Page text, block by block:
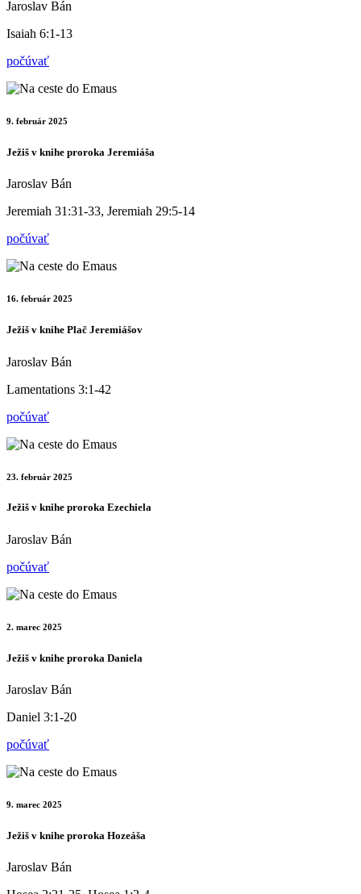
Jaroslav Bán
Isaiah 6:1-13
počúvať
9. február 2025
Ježiš v knihe proroka Jeremiáša
Jaroslav Bán
Jeremiah 31:31-33, Jeremiah 29:5-14
počúvať
16. február 2025
Ježiš v knihe Plač Jeremiášov
Jaroslav Bán
Lamentations 3:1-42
počúvať
23. február 2025
Ježiš v knihe proroka Ezechiela
Jaroslav Bán
počúvať
2. marec 2025
Ježiš v knihe proroka Daniela
Jaroslav Bán
Daniel 3:1-20
počúvať
9. marec 2025
Ježiš v knihe proroka Hozeáša
Jaroslav Bán